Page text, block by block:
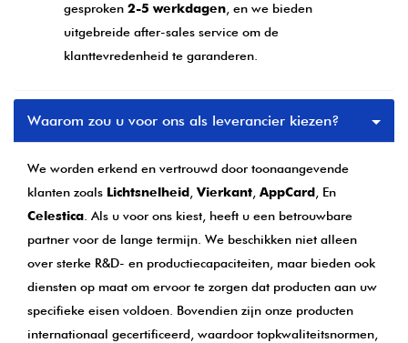
gesproken 2-5 werkdagen , en we bieden
uitgebreide after-sales service om de
klanttevredenheid te garanderen.
Waarom zou u voor ons als leverancier kiezen?
We worden erkend en vertrouwd door toonaangevende
klanten zoals Lichtsnelheid Vierkant AppCard , En
Celestica . Als u voor ons kiest, heeft u een betrouwbare
partner voor de lange termijn. We beschikken niet alleen
over sterke R&D- en productiecapaciteiten, maar bieden ook
diensten op maat om ervoor te zorgen dat producten aan uw
specifieke eisen voldoen. Bovendien zijn onze producten
internationaal gecertificeerd, waardoor topkwaliteitsnormen,